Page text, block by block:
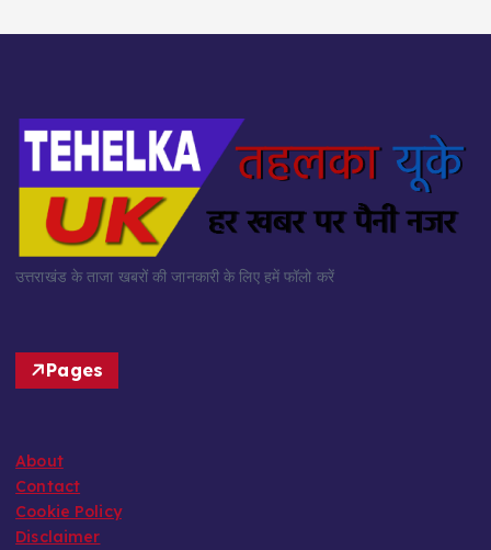
उत्तराखंड के ताजा खबरों की जानकारी के लिए हमें फॉलो करें
Pages
About
Contact
Cookie Policy
Disclaimer